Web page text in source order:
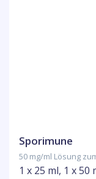
Sporimune
50 mg/ml Lösung
1 x 25 ml, 1 x 50